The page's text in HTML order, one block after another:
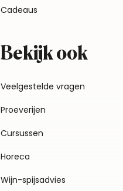
Cadeaus
Bekijk ook
Veelgestelde vragen
Proeverijen
Cursussen
Horeca
Wijn-spijsadvies